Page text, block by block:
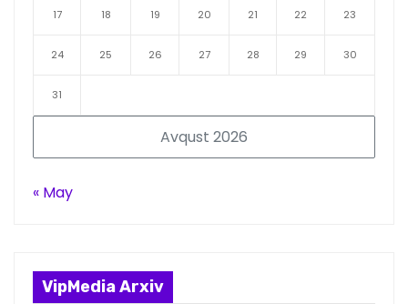
Avqust 2026
17 18 19 20 21 22 23
24 25 26 27 28 29 30
31
« May
VipMedia Arxiv